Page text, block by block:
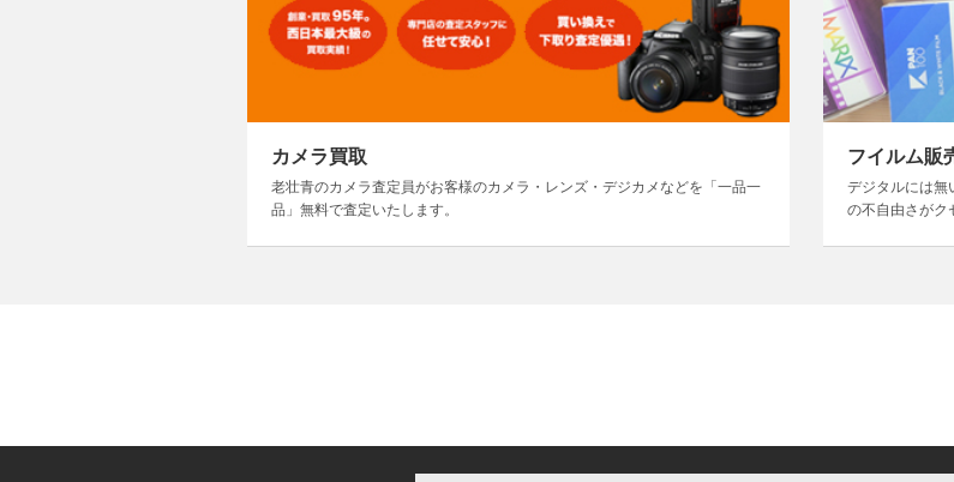
カメラ買取
老壮青のカメラ査定員がお客様のカメラ・レンズ・デジカメなどを「一品一
品」無料で査定いたします。
フイルム販
デジタルには無
の不自由さがク